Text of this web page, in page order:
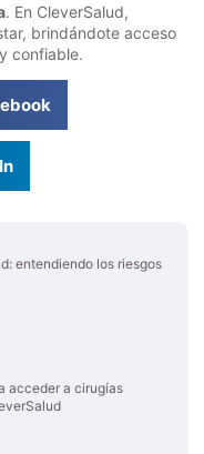
. En CleverSalud,
brindándote acceso
confiable.
entendiendo los riesgos
acceder a cirugías